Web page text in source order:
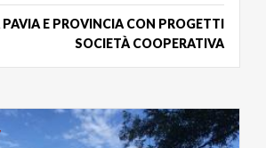
E PROVINCIA CON PROGETTI
SOCIETÀ COOPERATIVA